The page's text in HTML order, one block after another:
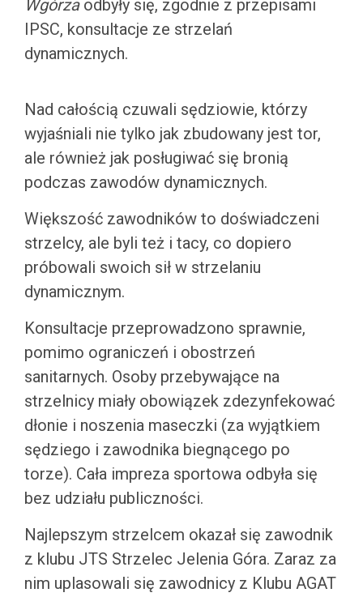
Wgórzaodbyły się, zgodnie z przepisami
IPSC, konsultacje ze strzelań
dynamicznych.
Nad całością czuwali sędziowie, którzy
wyjaśniali nie tylko jak zbudowany jest tor,
ale również jak posługiwać się bronią
podczas zawodów dynamicznych.
Większość zawodników to doświadczeni
strzelcy, ale byli też i tacy, co dopiero
próbowali swoich sił w strzelaniu
dynamicznym.
Konsultacje przeprowadzono sprawnie,
pomimo ograniczeń i obostrzeń
sanitarnych. Osoby przebywające na
strzelnicy miały obowiązek zdezynfekować
dłonie i noszenia maseczki (za wyjątkiem
sędziego i zawodnika biegnącego po
torze). Cała impreza sportowa odbyła się
bez udziału publiczności.
Najlepszym strzelcem okazał się zawodnik
z klubu JTS Strzelec Jelenia Góra. Zaraz za
nim uplasowali się zawodnicy z Klubu AGAT